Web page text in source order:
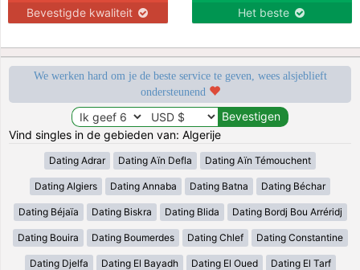
Bevestigde kwaliteit Het beste
We werken hard om je de beste service te geven, wees alsjeblieft
ondersteunend
Vind singles in de gebieden van: Algerije
Dating Adrar Dating Aïn Defla Dating Aïn Témouchent
Dating Algiers Dating Annaba Dating Batna Dating Béchar
Dating Béjaïa Dating Biskra Dating Blida Dating Bordj Bou Arréridj
Dating Bouira Dating Boumerdes Dating Chlef Dating Constantine
Dating Djelfa Dating El Bayadh Dating El Oued Dating El Tarf